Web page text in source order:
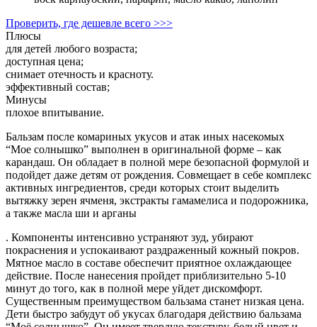
Проверить, где дешевле всего >>>
Плюсы
для детей любого возраста;
доступная цена;
снимает отечность и красноту.
эффективный состав;
Минусы
плохое впитывание.
Бальзам после комариных укусов и атак иных насекомых
“Мое солнышко” выполнен в оригинальной форме – как
карандаш. Он обладает в полной мере безопасной формулой и
подойдет даже детям от рождения. Совмещает в себе комплекс
активных ингредиентов, среди которых стоит выделить
вытяжку зерен ячменя, экстракты гамамелиса и подорожника,
а также масла ши и арганы
. Компоненты интенсивно устраняют зуд, убирают
покраснения и успокаивают раздраженный кожный покров.
Мятное масло в составе обеспечит приятное охлаждающее
действие. После нанесения пройдет приблизительно 5-10
минут до того, как в полной мере уйдет дискомфорт.
Существенным преимуществом бальзама станет низкая цена.
Дети быстро забудут об укусах благодаря действию бальзама